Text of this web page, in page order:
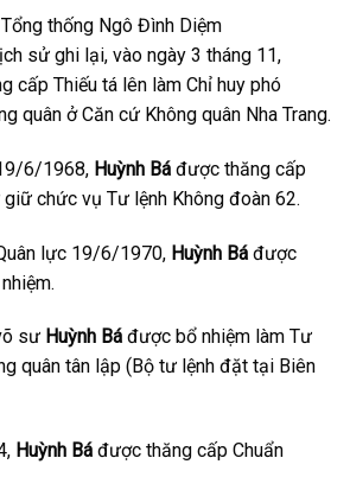
thống Ngô Đình Diệm
sử ghi lại, vào ngày 3 tháng 11,
cấp Thiếu tá lên làm Chỉ huy phó
quân ở Căn cứ Không quân Nha Trang.
6/1968, Huỳnh Bá được thăng cấp
chức vụ Tư lệnh Không đoàn 62.
lực 19/6/1970, Huỳnh Bá được
sư Huỳnh Bá được bổ nhiệm làm Tư
quân tân lập (Bộ tư lệnh đặt tại Biên
Huỳnh Bá được thăng cấp Chuẩn